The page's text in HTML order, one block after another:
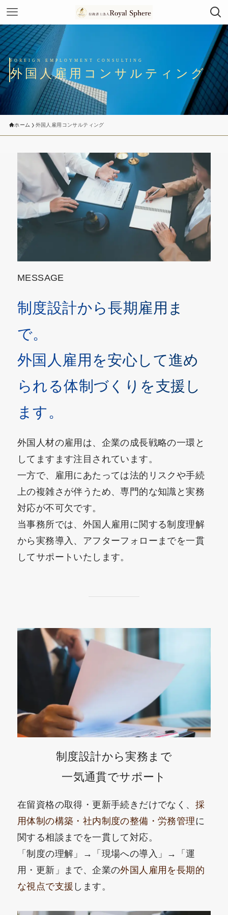
外国人雇用コンサルティング
ホーム 外国人雇用コンサルティング
MESSAGE
制度設計から長期雇用ま
で。
外国人雇用を安心して進め
られる体制づくりを支援し
ます。
外国人材の雇用は、企業の成長戦略の一環と
してますます注目されています。
一方で、雇用にあたっては法的リスクや手続
上の複雑さが伴うため、専門的な知識と実務
対応が不可欠です。
当事務所では、外国人雇用に関する制度理解
から実務導入、アフターフォローまでを一貫
してサポートいたします。
制度設計から実務まで
一気通貫でサポート
在留資格の取得・更新手続きだけでなく、 採
用体制の構築・社内制度の整備・労務管理に
関する相談までを一貫して対応。
「制度の理解」→「現場への導入」→「運
用・更新」まで、企業の外国人雇用を長期的
な視点で支援 します。